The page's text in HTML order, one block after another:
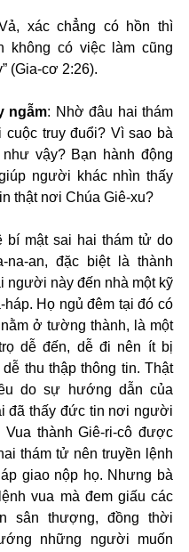
xác chẳng có hồn thì
không có việc làm cũng
(Gia-cơ 2:26).
ngẫm: Nhờ đâu hai thám
cuộc truy đuổi? Vì sao bà
như vậy? Bạn hành động
người khác nhìn thấy
thật nơi Chúa Giê-xu?
bí mật sai hai thám tử do
na-an, đặc biệt là thành
người này đến nhà một kỹ
háp. Họ ngủ đêm tại đó có
ở tường thành, là một
dễ đến, dễ đi nên ít bị
thu thập thông tin. Thật
do sự hướng dẫn của
đã thấy đức tin nơi người
Vua thành Giê-ri-cô được
thám tử nên truyền lệnh
giao nộp họ. Nhưng bà
vua mà đem giấu các
sân thượng, đồng thời
những người muốn